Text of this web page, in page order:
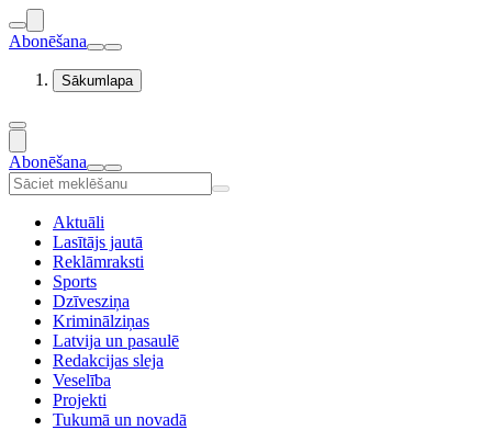
Abonēšana
Sākumlapa
Abonēšana
Aktuāli
Lasītājs jautā
Reklāmraksti
Sports
Dzīvesziņa
Kriminālziņas
Latvija un pasaulē
Redakcijas sleja
Veselība
Projekti
Tukumā un novadā